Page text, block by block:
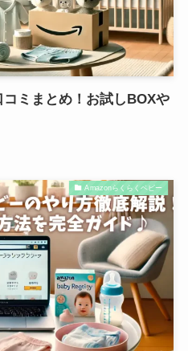
ミまとめ！お試しBOXや
Amazonらくらくベビー